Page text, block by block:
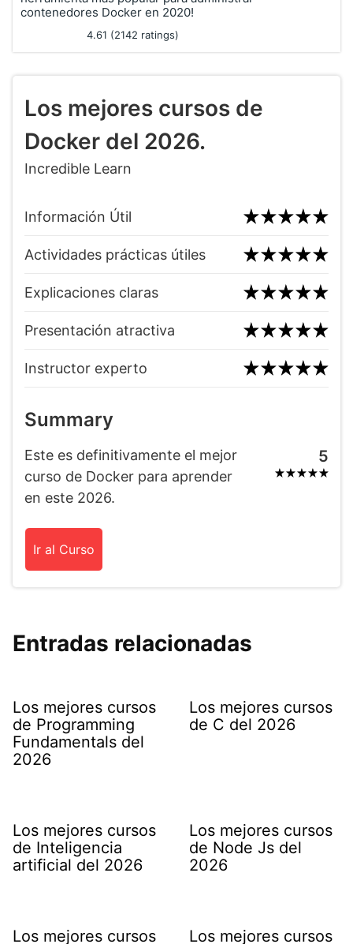
contenedores Docker en 2020!
4.61 (2142 ratings)
Los mejores cursos de
Docker del 2026.
Incredible Learn
Información Útil
Actividades prácticas útiles
Explicaciones claras
Presentación atractiva
Instructor experto
Summary
Este es definitivamente el mejor
curso de Docker para aprender
en este 2026.
5
Ir al Curso
Entradas relacionadas
Los mejores cursos
de Programming
Fundamentals del
2026
Los mejores cursos
de C del 2026
Los mejores cursos
de Inteligencia
artificial del 2026
Los mejores cursos
de Node Js del
2026
Los mejores cursos Los mejores cursos